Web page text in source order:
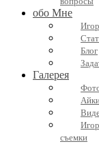
обо Мне
Блог
Галерея
съемки